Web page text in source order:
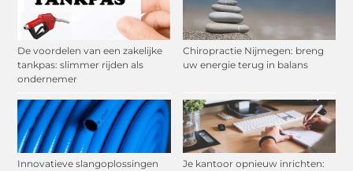
De voordelen van een zakelijke
tankpas: slimmer rijden als
ondernemer
Chiropractie Nijmegen: breng
uw energie terug in balans
Innovatieve slangoplossingen
Je kantoor opnieuw inrichten: